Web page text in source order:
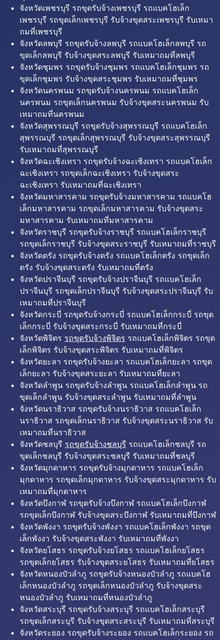
จังหวัดเพชรบุรี รถขุดรับจ้างเพชรบุรี รถแบคโฮเล็ก
เพชรบุรี รถขุดเล็กเพชรบุรี รับจ้างขุดสระเพชรบุรี รับเหมา
ถมที่เพชรบุรี
จังหวัดลพบุรี รถขุดรับจ้างลพบุรี รถแบคโฮเล็กลพบุรี รถ
ขุดเล็กลพบุรี รับจ้างขุดสระลพบุรี รับเหมาถมที่ลพบุรี
จังหวัดชุมพร รถขุดรับจ้างชุมพร รถแบคโฮเล็กชุมพร รถ
ขุดเล็กชุมพร รับจ้างขุดสระชุมพร รับเหมาถมที่ชุมพร
จังหวัดนครพนม รถขุดรับจ้างนครพนม รถแบคโฮเล็ก
นครพนม รถขุดเล็กนครพนม รับจ้างขุดสระนครพนม รับ
เหมาถมที่นครพนม
จังหวัดสุพรรณบุรี รถขุดรับจ้างสุพรรณบุรี รถแบคโฮเล็ก
สุพรรณบุรี รถขุดเล็กสุพรรณบุรี รับจ้างขุดสระสุพรรณบุรี
รับเหมาถมที่สุพรรณบุรี
จังหวัดฉะเชิงเทรา รถขุดรับจ้างฉะเชิงเทรา รถแบคโฮเล็ก
ฉะเชิงเทรา รถขุดเล็กฉะเชิงเทรา รับจ้างขุดสระ
ฉะเชิงเทรา รับเหมาถมที่ฉะเชิงเทรา
จังหวัดมหาสารคาม รถขุดรับจ้างมหาสารคาม รถแบคโฮ
เล็กมหาสารคาม รถขุดเล็กมหาสารคาม รับจ้างขุดสระ
มหาสารคาม รับเหมาถมที่มหาสารคาม
จังหวัดราชบุรี รถขุดรับจ้างราชบุรี รถแบคโฮเล็กราชบุรี
รถขุดเล็กราชบุรี รับจ้างขุดสระราชบุรี รับเหมาถมที่ราชบุรี
จังหวัดตรัง รถขุดรับจ้างตรัง รถแบคโฮเล็กตรัง รถขุดเล็ก
ตรัง รับจ้างขุดสระตรัง รับเหมาถมที่ตรัง
จังหวัดปราจีนบุรี รถขุดรับจ้างปราจีนบุรี รถแบคโฮเล็ก
ปราจีนบุรี รถขุดเล็กปราจีนบุรี รับจ้างขุดสระปราจีนบุรี รับ
เหมาถมที่ปราจีนบุรี
จังหวัดกระบี่ รถขุดรับจ้างกระบี่ รถแบคโฮเล็กกระบี่ รถขุด
เล็กกระบี่ รับจ้างขุดสระกระบี่ รับเหมาถมที่กระบี่
จังหวัดพิจิตร รถขุดรับจ้างพิจิตร รถแบคโฮเล็กพิจิตร รถขุด
เล็กพิจิตร รับจ้างขุดสระพิจิตร รับเหมาถมที่พิจิตร
จังหวัดยะลา รถขุดรับจ้างยะลา รถแบคโฮเล็กยะลา รถขุด
เล็กยะลา รับจ้างขุดสระยะลา รับเหมาถมที่ยะลา
จังหวัดลำพูน รถขุดรับจ้างลำพูน รถแบคโฮเล็กลำพูน รถ
ขุดเล็กลำพูน รับจ้างขุดสระลำพูน รับเหมาถมที่ลำพูน
จังหวัดนราธิวาส รถขุดรับจ้างนราธิวาส รถแบคโฮเล็ก
นราธิวาส รถขุดเล็กนราธิวาส รับจ้างขุดสระนราธิวาส รับ
เหมาถมที่นราธิวาส
จังหวัดชลบุรี รถขุดรับจ้างชลบุรี รถแบคโฮเล็กชลบุรี รถ
ขุดเล็กชลบุรี รับจ้างขุดสระชลบุรี รับเหมาถมที่ชลบุรี
จังหวัดมุกดาหาร รถขุดรับจ้างมุกดาหาร รถแบคโฮเล็ก
มุกดาหาร รถขุดเล็กมุกดาหาร รับจ้างขุดสระมุกดาหาร รับ
เหมาถมที่มุกดาหาร
จังหวัดบึงกาฬ รถขุดรับจ้างบึงกาฬ รถแบคโฮเล็กบึงกาฬ
รถขุดเล็กบึงกาฬ รับจ้างขุดสระบึงกาฬ รับเหมาถมที่บึงกาฬ
จังหวัดพังงา รถขุดรับจ้างพังงา รถแบคโฮเล็กพังงา รถขุด
เล็กพังงา รับจ้างขุดสระพังงา รับเหมาถมที่พังงา
จังหวัดยโสธร รถขุดรับจ้างยโสธร รถแบคโฮเล็กยโสธร
รถขุดเล็กยโสธร รับจ้างขุดสระยโสธร รับเหมาถมที่ยโสธร
จังหวัดหนองบัวลำภู รถขุดรับจ้างหนองบัวลำภู รถแบคโฮ
เล็กหนองบัวลำภู รถขุดเล็กหนองบัวลำภู รับจ้างขุดสระ
หนองบัวลำภู รับเหมาถมที่หนองบัวลำภู
จังหวัดสระบุรี รถขุดรับจ้างสระบุรี รถแบคโฮเล็กสระบุรี
รถขุดเล็กสระบุรี รับจ้างขุดสระสระบุรี รับเหมาถมที่สระบุรี
จังหวัดระยอง รถขุดรับจ้างระยอง รถแบคโฮเล็กระยอง รถ